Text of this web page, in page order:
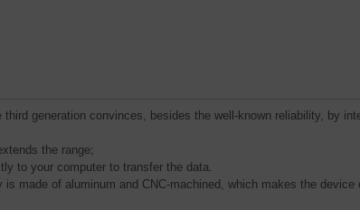
generation convinces, besides the well-known reliability, by
the range;
to your computer to transfer the data.
made of aluminum and CNC-machined, which makes the device